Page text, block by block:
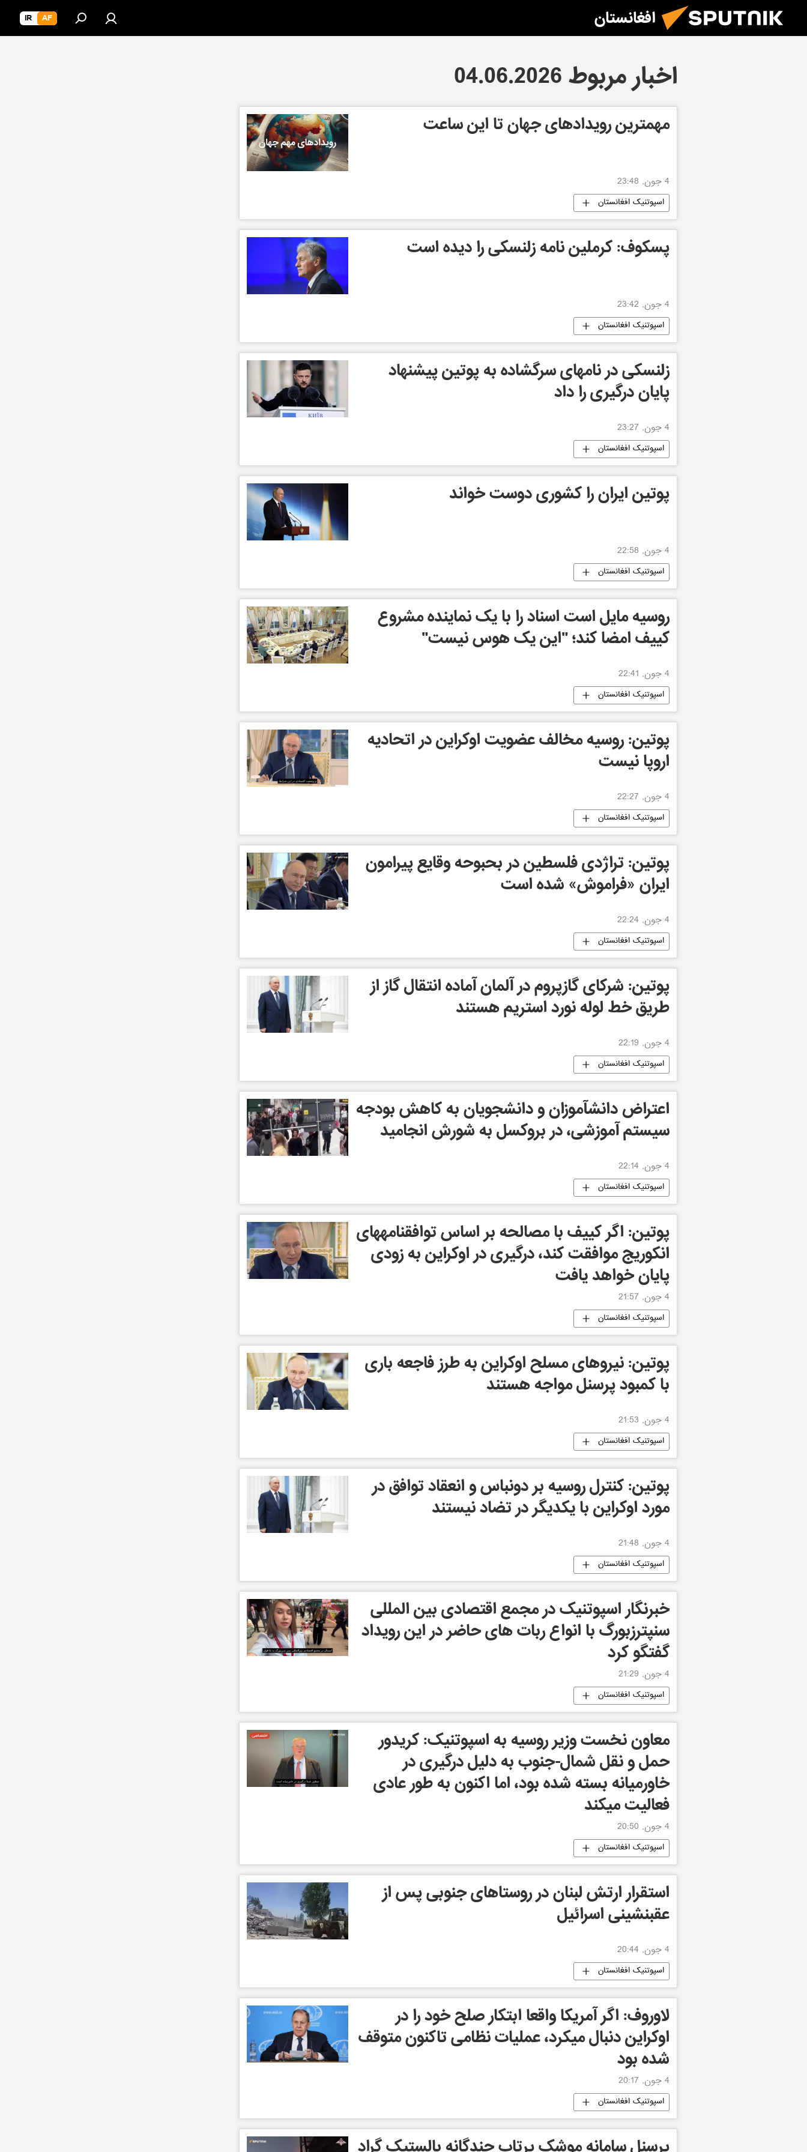
افغانستان AF
IR
اخبار مربوط 04.06.2026
مهمترین رویدادهای جهان تا این ساعت
4 جون, 23:48
اسپوتنیک افغانستان
پسکوف: کرملین نامه زلنسکی را دیده است
4 جون, 23:42
اسپوتنیک افغانستان
زلنسکی در نامهای سرگشاده به پوتین پیشنهاد
پایان درگیری را داد
4 جون, 23:27
اسپوتنیک افغانستان
پوتین ایران را کشوری دوست خواند
4 جون, 22:58
اسپوتنیک افغانستان
روسیه مایل است اسناد را با یک نماینده مشروع
کییف امضا کند؛ "این یک هوس نیست"
4 جون, 22:41
اسپوتنیک افغانستان
پوتین: روسیه مخالف عضویت اوکراین در اتحادیه
اروپا نیست
4 جون, 22:27
اسپوتنیک افغانستان
پوتین: تراژدی فلسطین در بحبوحه وقایع پیرامون
ایران «فراموش» شده است
4 جون, 22:24
اسپوتنیک افغانستان
پوتین: شرکای گازپروم در آلمان آماده انتقال گاز از
طریق خط لوله نورد استریم هستند
4 جون, 22:19
اسپوتنیک افغانستان
اعتراض دانشآموزان و دانشجویان به کاهش بودجه
سیستم آموزشی، در بروکسل به شورش انجامید
4 جون, 22:14
اسپوتنیک افغانستان
پوتین: اگر کییف با مصالحه بر اساس توافقنامههای
انکوریج موافقت کند، درگیری در اوکراین به زودی
پایان خواهد یافت
4 جون, 21:57
اسپوتنیک افغانستان
پوتین: نیروهای مسلح اوکراین به طرز فاجعه باری
با کمبود پرسنل مواجه هستند
4 جون, 21:53
اسپوتنیک افغانستان
پوتین: کنترل روسیه بر دونباس و انعقاد توافق در
مورد اوکراین با یکدیگر در تضاد نیستند
4 جون, 21:48
اسپوتنیک افغانستان
خبرنگار اسپوتنیک در مجمع اقتصادی بین المللی
سنپترزبورگ با انواع ربات های حاضر در این رویداد
گفتگو کرد
4 جون, 21:29
اسپوتنیک افغانستان
معاون نخست وزیر روسیه به اسپوتنیک: کریدور
حمل و نقل شمال-جنوب به دلیل درگیری در
خاورمیانه بسته شده بود، اما اکنون به طور عادی
فعالیت میکند
4 جون, 20:50
اسپوتنیک افغانستان
استقرار ارتش لبنان در روستاهای جنوبی پس از
عقبنشینی اسرائیل
4 جون, 20:44
اسپوتنیک افغانستان
لاوروف: اگر آمریکا واقعا ابتکار صلح خود را در
اوکراین دنبال میکرد، عملیات نظامی تاکنون متوقف
شده بود
4 جون, 20:17
اسپوتنیک افغانستان